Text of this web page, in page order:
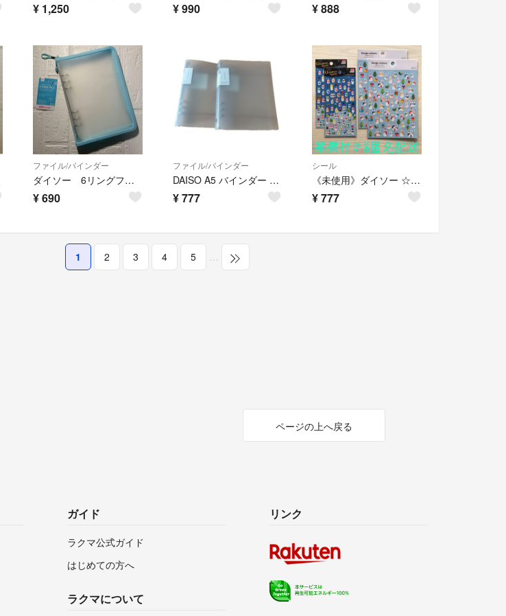
¥ 1,250 ¥990 ¥888
ファイル/バインダー
ダイソー 6リングファイル ジッパー付 A5 ブルー
¥690
ファイル/バインダー
DAISO A5 バインダー クリア 6リング 2冊セット
¥777
シール
《未使用》ダイソー ☆ スノーマン 雪だるま シール 2種 セット
¥777
1 2 3 4 5 …
ページの上へ戻る
ガイド
ラクマ公式ガイド
はじめての方へ
ラクマについて
リンク